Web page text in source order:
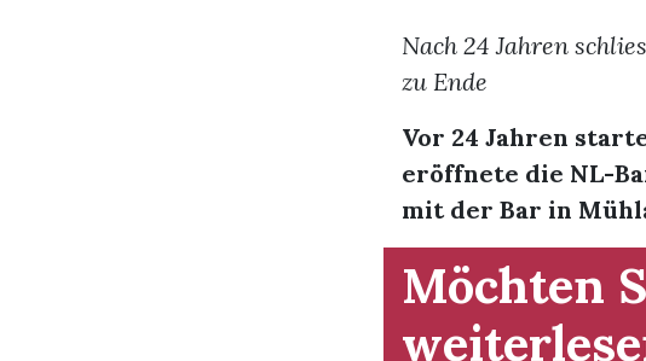
Nach 24 Jahren
zu Ende
Vor 24 Jahren
eröffnete die NL-
mit der Bar in
Möchten